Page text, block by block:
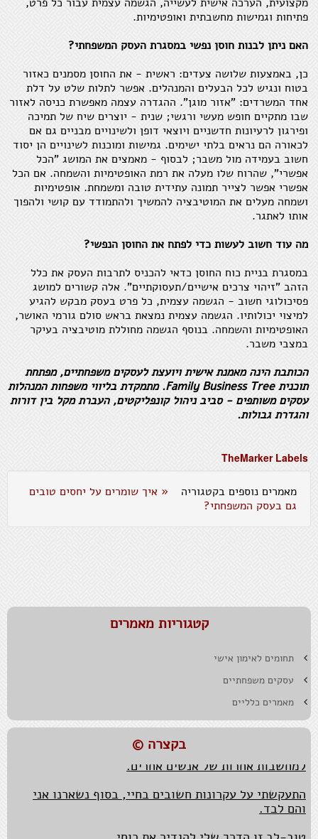
פתיחות וגמישות מחשבתית ואופטימיות.
האם ניתן לבנות חוסן נפשי במסגרת העסק המשפחתי?
כן, באמצעות שלושה צעדים: ראשית - את החוסן מסמנים כאזור
בטוח ונגיש לכל הבעלים והמנהלים. אפשר לתלות שלט על דלת
אחד המשרדים: "אזור מוגן". ההגדרה עצמה מאפשרת כניסה לאזור
שבו מתקיים חופש מעשי ורגשי; שנית - יוצרים שיח של תמיכה
ופירגון לרעיונות חדשניים ויוצאי דופן ולשינויים מבניים גם אם
לכאורה הם נראים בלתי ישימים. גמישות ומוכנות לשינויים הן יסוד
חשוב בעמידה מול משבר; לבסוף - מאמצים את המושג "הכל
אפשרי", שהרוח שלו מעלה את רמת האופטימיות והשמחה. אם הכל
אפשרי אפשר לצייר תמונה עתידית טובה ומשמחת. אופטימיות
ושמחה מעלים את המוטיבציה להמשיך ולהתמודד עם קושי ולהפוך
אותו לאתגר.
מה עוד חשוב לעשות כדי לפתח את החוסן הנפשי?
במסגרת בניית כוח החוסן כדאי להכניס לתרבות העסק את כלל
הזהב "זיהוי צרכים אישיים/תעסוקתיים". אלה קשורים למושג
פסיכולוגי חשוב - הגשמה עצמית, כל פרט בעסק מבקש להגיע
למיצוי יכולותיו. הגשמה עצמית נמצאת בראש סולם גורמי האושר,
האופטימיות והשמחה. בנוסף הגשמה מחוללת מוטיבציה בעיקר
במצבי משבר.
הכותבת הינה מאמנת אישית ויועצת לעסקים משפחתיים, מפתחת
תוכנית Family Business Tree. מתמקדת בליווי משפחות המנהלות
עסקים משותפים - סביב ניהול קונפליקטים, העברת מקל בין דורות
והגדרת גבולות.
TheMarker Labels
מאמרים נוספים בקטגוריה
« איך שומרים על יחסים טובים
גם בעסק המשפחתי?
קטגוריות מאמרים
תחומים לאימון אישי
עסקים משפחתיים
מאמרים כלליים
בקצרה ©
המזל הטוב נתון להשפעה, כך גם לגבי חוסר מזל.
נאמנות למקור ואותנטיות הכרחיות בעיקר כאשר צריך
להציג את המקור מידי יום.
בבסיסה של הגמישות המחשבתית עומדת חיבה גדולה
התעקשתי על עקרונות חשובים בחיי, בסוף נשארנו אני
והם לבד.
טוב-לב זו הדרך שלי להגדיר את כוחי.